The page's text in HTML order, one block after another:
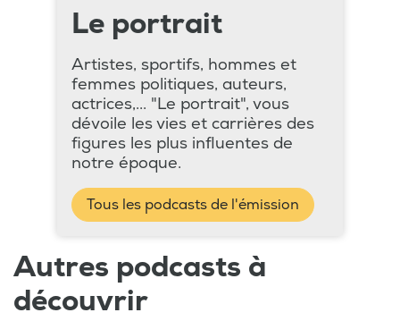
Le portrait
Artistes, sportifs, hommes et
femmes politiques, auteurs,
actrices,... "Le portrait", vous
dévoile les vies et carrières des
figures les plus influentes de
notre époque.
Tous les podcasts de l'émission
Autres podcasts à
découvrir